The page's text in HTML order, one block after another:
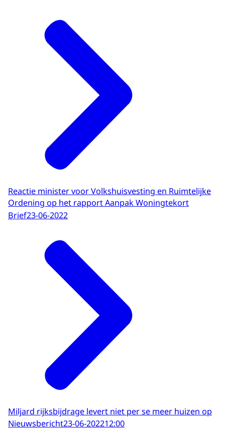
Reactie minister voor Volkshuisvesting en Ruimtelijke
Ordening op het rapport Aanpak Woningtekort
Brief23-06-2022
Miljard rijksbijdrage levert niet per se meer huizen op
Nieuwsbericht23-06-202212:00